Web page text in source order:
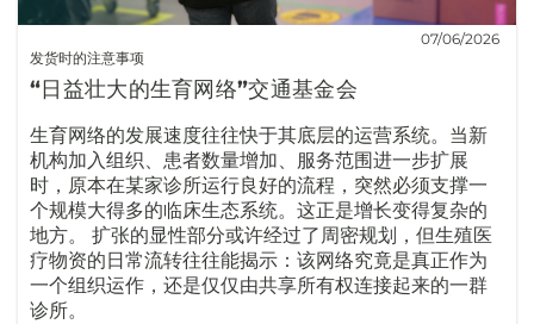
发货时的注意事项
07/06/2026
“日益壮大的生育网络”交通基金会
生育网络的发展速度往往快于其底层的运营系统。当新
机构加入组织、患者数量增加、服务范围进一步扩展
时，原本在某家诊所运行良好的流程，突然必须支撑一
个规模大得多的临床生态系统。这正是增长变得复杂的
地方。 扩张的显性部分或许经过了周密规划，但生殖医
疗物资的日常流转往往能揭示：该网络究竟是真正作为
一个组织运作，还是仅仅由共享所有权连接起来的一群
诊所。